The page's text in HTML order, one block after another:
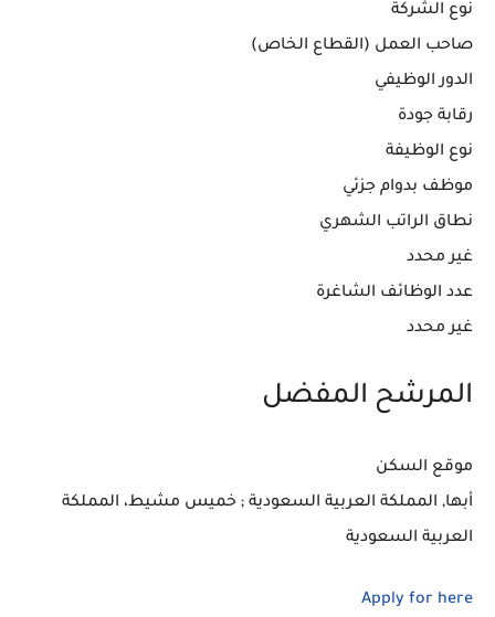
نوع الشركة
صاحب العمل (القطاع الخاص)
الدور الوظيفي
رقابة جودة
نوع الوظيفة
موظف بدوام جزئي
نطاق الراتب الشهري
غير محدد
عدد الوظائف الشاغرة
غير محدد
المرشح المفضل
موقع السكن
أبها, المملكة العربية السعودية ; خميس مشيط، المملكة
العربية السعودية
Apply for here